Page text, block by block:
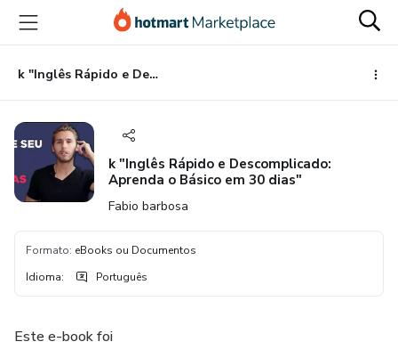
para
conteúdo
principal
para
pagamento
para
rodapé
k "Inglês Rápido e Descomplicado: Aprenda o Básico em 30 dias"
k "Inglês Rápido e Descomplicado:
Aprenda o Básico em 30 dias"
Fabio barbosa
Formato: eBooks ou Documentos
Idioma: Português
Este e-book foi